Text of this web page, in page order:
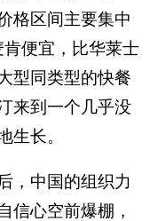
格区间主要集中
便宜，比华莱士
型同类型的快餐
来到一个几乎没
生长。
，中国的组织力
信心空前爆棚，